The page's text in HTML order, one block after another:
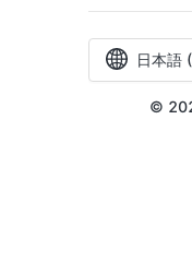
日本語
©